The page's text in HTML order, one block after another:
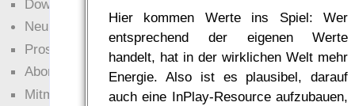
Hier kommen Werte ins Spiel: Wer
entsprechend der eigenen Werte
handelt, hat in der wirklichen Welt mehr
Energie. Also ist es plausibel, darauf
auch eine InPlay-Resource aufzubauen,
Downloads
Neuigkeiten
Prosa
Abonnieren
Mitmachen